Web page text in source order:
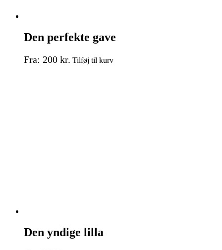
Den perfekte gave
Fra: 200 kr. Tilføj til kurvDette
Den yndige lilla